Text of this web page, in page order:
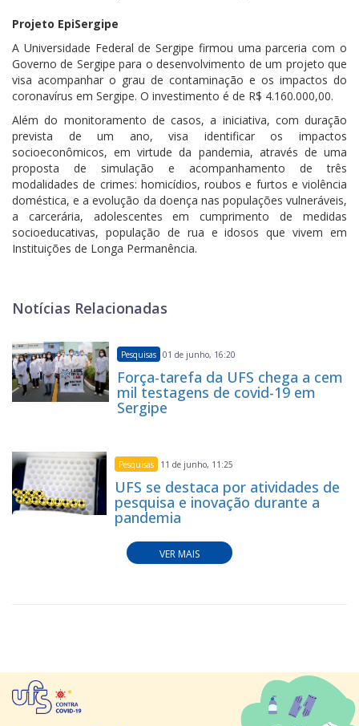
Projeto EpiSergipe
A Universidade Federal de Sergipe firmou uma parceria com o
Governo de Sergipe para o desenvolvimento de um projeto que
visa acompanhar o grau de contaminação e os impactos do
coronavírus em Sergipe. O investimento é de R$ 4.160.000,00.
Além do monitoramento de casos, a iniciativa, com duração
prevista de um ano, visa identificar os impactos
socioeconômicos, em virtude da pandemia, através de uma
proposta de simulação e acompanhamento de três
modalidades de crimes: homicídios, roubos e furtos e violência
doméstica, e a evolução da doença nas populações vulneráveis,
a carcerária, adolescentes em cumprimento de medidas
socioeducativas, população de rua e idosos que vivem em
Instituições de Longa Permanência.
Notícias Relacionadas
Pesquisas 01 de junho, 16:20
Força-tarefa da UFS chega a cem
mil testagens de covid-19 em
Sergipe
Pesquisas 11 de junho, 11:25
UFS se destaca por atividades de
pesquisa e inovação durante a
pandemia
VER MAIS